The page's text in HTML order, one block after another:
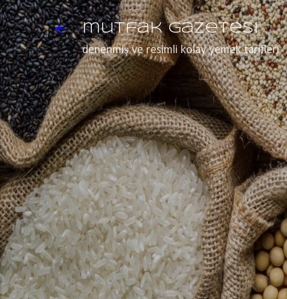
mutfak gazetesi
denenmiş ve resimli kolay yemek tarifleri